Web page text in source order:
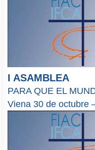
I ASAMBLEA
PARA QUE EL
Viena 30 de octubre